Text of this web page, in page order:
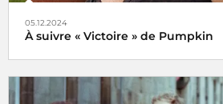
05.12.2024
À suivre « Victoire » de Pumpkin